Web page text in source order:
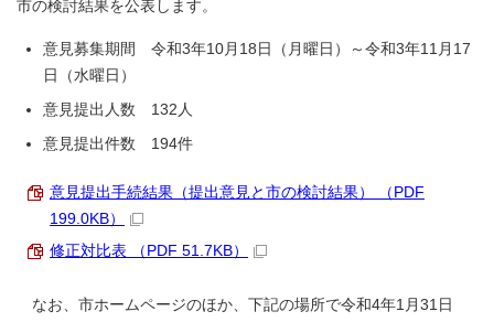
市の検討結果を公表します。
意見募集期間 令和3年10月18日（月曜日）～令和3年11月17
日（水曜日）
意見提出人数 132人
意見提出件数 194件
意見提出手続結果（提出意見と市の検討結果） （PDF
199.0KB）
修正対比表 （PDF 51.7KB）
なお、市ホームページのほか、下記の場所で令和4年1月31日